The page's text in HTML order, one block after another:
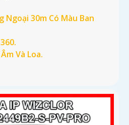
Ngoại 30m Có Màu Ban
Và Loa.